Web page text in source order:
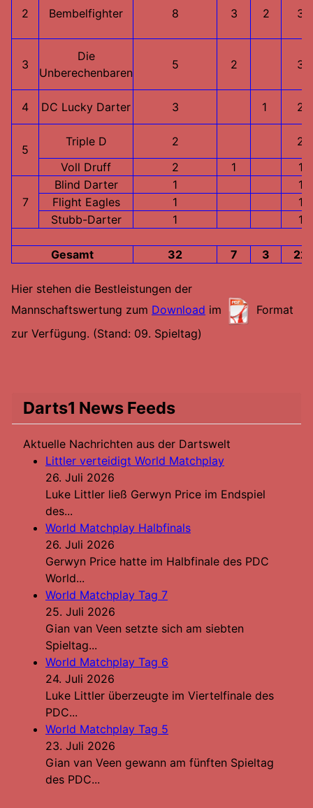
2 Bembelfighter 8 3 2 3
3
Die
Unberechenbaren
5 2 3
4 DC Lucky Darter 3 1 2
5
Triple D 2
2
Voll Druff
2 1 1
7
Blind Darter 1
1
Flight Eagles
1
1
Stubb-Darter
1 1
Gesamt 32 7 3 22
Hier stehen die Bestleistungen der
Mannschaftswertung zum Download im
Format
zur Verfügung. (Stand: 09. Spieltag)
Darts1 News Feeds
Aktuelle Nachrichten aus der Dartswelt
Littler verteidigt World Matchplay
26. Juli 2026
Luke Littler ließ Gerwyn Price im Endspiel
des...
World Matchplay Halbfinals
26. Juli 2026
Gerwyn Price hatte im Halbfinale des PDC
World...
World Matchplay Tag 7
25. Juli 2026
Gian van Veen setzte sich am siebten
Spieltag...
World Matchplay Tag 6
24. Juli 2026
Luke Littler überzeugte im Viertelfinale des
PDC...
World Matchplay Tag 5
23. Juli 2026
Gian van Veen gewann am fünften Spieltag
des PDC...